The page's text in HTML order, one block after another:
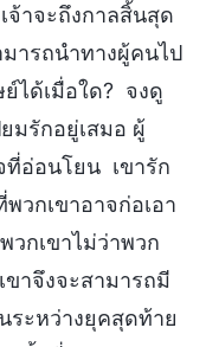
จ้าจะถึงกาลสิ้นสุด
ารถนำทางผู้คนไป
ได้เมื่อใด? จงดู
มรักอยู่เสมอ ผู้
อ่อนโยน เขารัก
วกเขาอาจก่อเอา
วกเขาไม่ว่าพวก
าจึงจะสามารถมี
ระหว่างยุคสุดท้าย